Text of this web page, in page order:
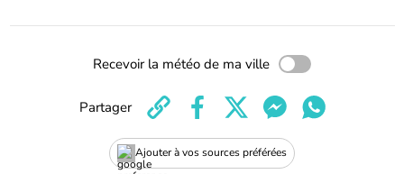
Recevoir la météo de ma ville
Ajouter à vos sources préférées
Partager